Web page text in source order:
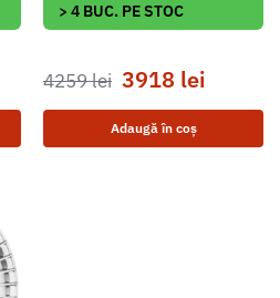
> 4 BUC. PE STOC
4259lei 3918 lei
Adaugă în coș